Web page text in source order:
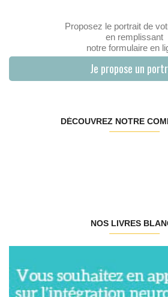
Proposez le portrait de
en remplissant
notre formulaire en
Je propose un
DÉCOUVREZ NOTRE
NOS LIVRES